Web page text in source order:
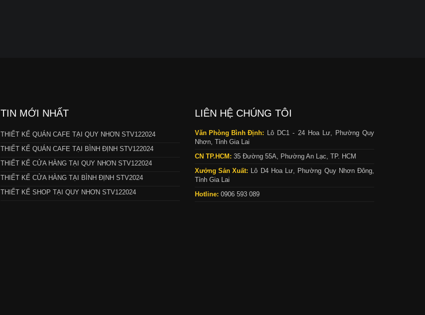
TIN MỚI NHẤT
THIẾT KẾ QUÁN CAFE TẠI QUY NHƠN STV122024
THIẾT KẾ QUÁN CAFE TẠI BÌNH ĐỊNH STV122024
THIẾT KẾ CỬA HÀNG TẠI QUY NHƠN STV122024
THIẾT KẾ CỬA HÀNG TẠI BÌNH ĐỊNH STV2024
THIẾT KẾ SHOP TẠI QUY NHƠN STV122024
LIÊN HỆ CHÚNG TÔI
Văn Phòng Bình Định: Lô DC1 - 24 Hoa Lư, Phường Quy
Nhơn, Tỉnh Gia Lai
CN TP.HCM: 35 Đường 55A, Phường An Lạc, TP. HCM
Xưởng Sản Xuất: Lô D4 Hoa Lư, Phường Quy Nhơn Đông,
Tỉnh Gia Lai
Hotline: 0906 593 089